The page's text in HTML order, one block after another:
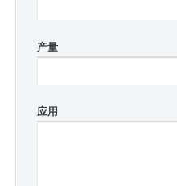
产量
应用